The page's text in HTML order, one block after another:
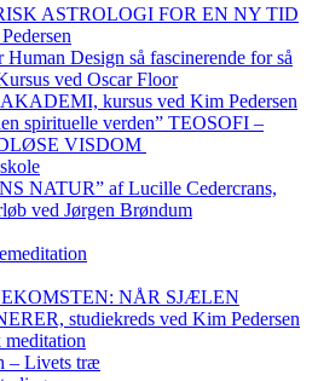
ASTROLOGI FOR EN NY TID
Human Design så fascinerende for så
ved Oscar Floor
kursus ved Kim Pedersen
spirituelle verden” TEOSOFI –
VISDOM
NATUR” af Lucille Cedercrans,
ved Jørgen Brøndum
NÅR SJÆLEN
studiekreds ved Kim Pedersen
meditation
– Livets træ